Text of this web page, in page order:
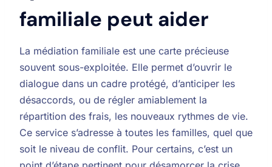
familiale peut aider
La médiation familiale est une carte précieuse
souvent sous-exploitée. Elle permet d’ouvrir le
dialogue dans un cadre protégé, d’anticiper les
désaccords, ou de régler amiablement la
répartition des frais, les nouveaux rythmes de vie.
Ce service s’adresse à toutes les familles, quel que
soit le niveau de conflit. Pour certains, c’est un